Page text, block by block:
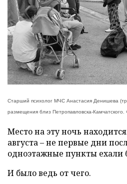
Старший психолог МЧС Анастасия Денишева
размещения близ Петропавловска-
Место на эту ночь
августа – не первые дни
одноэтажные пункты ехали
И было ведь от чего.